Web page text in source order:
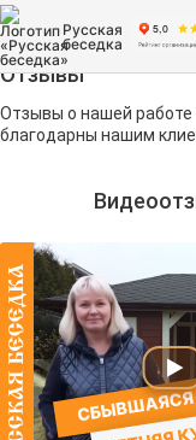
Русская
беседка
Отзывы
Отзывы о нашей
благодарны нашим